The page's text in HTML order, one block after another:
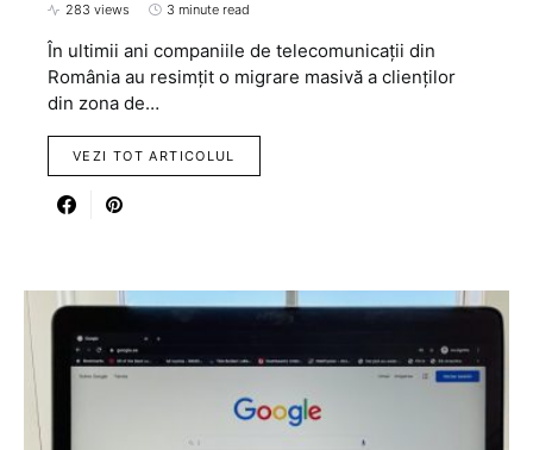
283 views 3 minute read
În ultimii ani companiile de telecomunicații din
România au resimțit o migrare masivă a clienților
din zona de…
VEZI TOT ARTICOLUL